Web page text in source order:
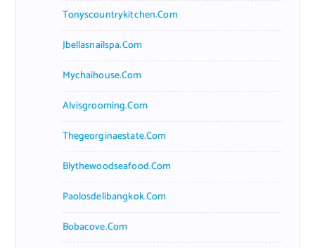
Tonyscountrykitchen.com
Jbellasnailspa.com
Mychaihouse.com
Alvisgrooming.com
Thegeorginaestate.com
Blythewoodseafood.com
Paolosdelibangkok.com
Bobacove.com